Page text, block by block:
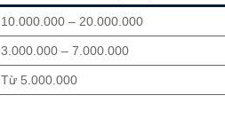
10.000.000 – 20.000.000
3.000.000 – 7.000.000
Từ 5.000.000